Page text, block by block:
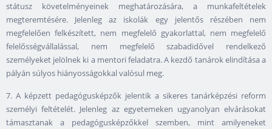
státusz követelményeinek meghatározására, a munkafeltételek
megteremtésére. Jelenleg az iskolák egy jelentős részében nem
megfelelően felkészített, nem megfelelő gyakorlattal, nem megfelelő
felelősségvállalással, nem megfelelő szabadidővel rendelkező
személyeket jelölnek ki a mentori feladatra. A kezdő tanárok elindítása a
pályán súlyos hiányosságokkal valósul meg.
7. A képzett pedagógusképzők jelentik a sikeres tanárképzési reform
személyi feltételét. Jelenleg az egyetemeken ugyanolyan elvárásokat
támasztanak a pedagógusképzőkkel szemben, mint amilyeneket